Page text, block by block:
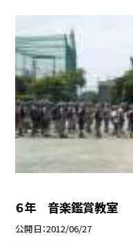
６年 音楽鑑賞教室
公開日 2012/06/27